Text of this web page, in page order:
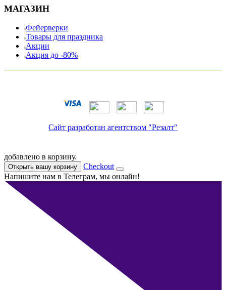
МАГАЗИН
Фейерверки
Товары для праздника
Акции
Акция до -80%
Сайт разработан агентством "Резалт"
добавлено в корзину.
Открыть вашу корзину
Checkout
Напишите нам в Телеграм, мы онлайн!